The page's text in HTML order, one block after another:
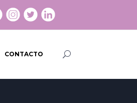
CONTACTO